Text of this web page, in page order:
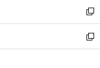
く
で
開
く
ド
ウ
で
開
ィ
ン
ド
ウ
い
ウ
ィ
ン
新
し
い
ウ
新
し